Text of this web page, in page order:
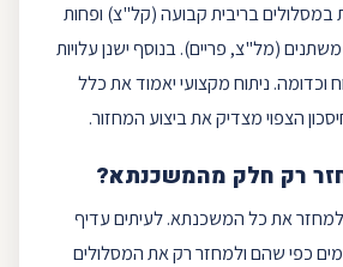
במסלולים בריבית קבועה(קל"צ) ופחות
משתנים (מל"צ, פריים). בנוסף ישנן עלויות
וכדומה. ניתוח מקצועי יאמוד את כלל
הצפוי מצדיק את ביצוע המחזור.
רק חלק מהמשכנתא?
את כל המשכנתא. לעיתים עדיף
כפי שהם ולמחזר רק את המסלולים